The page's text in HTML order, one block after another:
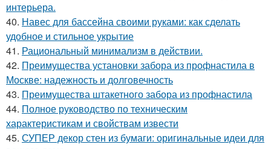
интерьера.
40. Навес для бассейна своими руками: как сделать
удобное и стильное укрытие
41. Рациональный минимализм в действии.
42. Преимущества установки забора из профнастила в
Москве: надежность и долговечность
43. Преимущества штакетного забора из профнастила
44. Полное руководство по техническим
характеристикам и свойствам извести
45. СУПЕР декор стен из бумаги: оригинальные идеи для